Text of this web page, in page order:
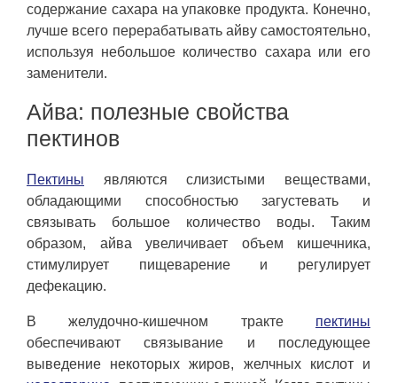
содержание сахара на упаковке продукта. Конечно,
лучше всего перерабатывать айву самостоятельно,
используя небольшое количество сахара или его
заменители.
Айва: полезные свойства
пектинов
Пектины являются слизистыми веществами,
обладающими способностью загустевать и
связывать большое количество воды. Таким
образом, айва увеличивает объем кишечника,
стимулирует пищеварение и регулирует
дефекацию.
В желудочно-кишечном тракте пектины
обеспечивают связывание и последующее
выведение некоторых жиров, желчных кислот и